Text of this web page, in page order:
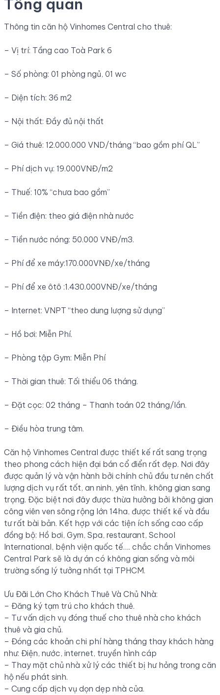
Tổng quan
Thông tin căn hộ Vinhomes Central cho thuê:
– Vị trí: Tầng cao Toà Park 6
– Số phòng: 01 phòng ngủ, 01 wc
– Diện tích: 36 m2
– Nội thất: Đầy đủ nội thất
– Giá thuê: 12.000.000 VND/tháng “bao gồm phí QL”
– Phí dịch vụ: 19.000VNĐ/m2
– Thuế: 10% “chưa bao gồm”
– Tiền điện: theo giá điện nhà nước
– Tiền nước nóng: 50.000 VNĐ/m3.
– Phí để xe máy:170.000VNĐ/xe/tháng
– Phí để xe ôtô :1.430.000VNĐ/xe/tháng
– Internet: VNPT “theo dung lượng sử dụng”
– Hồ bơi: Miễn Phí.
– Phòng tập Gym: Miễn Phí
– Thời gian thuê: Tối thiểu 06 tháng.
– Đặt cọc: 02 tháng – Thanh toán 02 tháng/lần.
– Điều hòa trung tâm.
Căn hộ Vinhomes Central được thiết kế rất sang trọng
theo phong cách hiện đại bán cổ điển rất đẹp. Nơi đây
được quản lý và vận hành bởi chính chủ đầu tư nên chất
lượng dịch vụ rất tốt, an ninh, yên tĩnh, không gian sang
trọng. Đặc biệt nơi đây được thừa hưởng bởi không gian
công viên ven sông rộng lớn 14ha, được thiết kế và đầu
tư rất bài bản. Kết hợp với các tiện ích sống cao cấp
đồng bộ: Hồ bơi, Gym, Spa, restaurant, School
International, bệnh viện quốc tế…. chắc chắn Vinhomes
Central Park sẽ là dự án có không gian sống và môi
trường sống lý tưởng nhất tại TPHCM.
Ưu Đãi Lớn Cho Khách Thuê Và Chủ Nhà:
– Đăng ký tạm trú cho khách thuê.
– Tư vấn dịch vụ đóng thuế cho thuê nhà cho khách
thuê và gia chủ.
– Đóng các khoản chi phí hàng tháng thay khách hàng
như: Điện, nước, internet, truyền hình cáp
– Thay mặt chủ nhà xử lý các thiết bị hư hỏng trong căn
hộ nếu phát sinh.
– Cung cấp dịch vụ dọn dẹp nhà của.